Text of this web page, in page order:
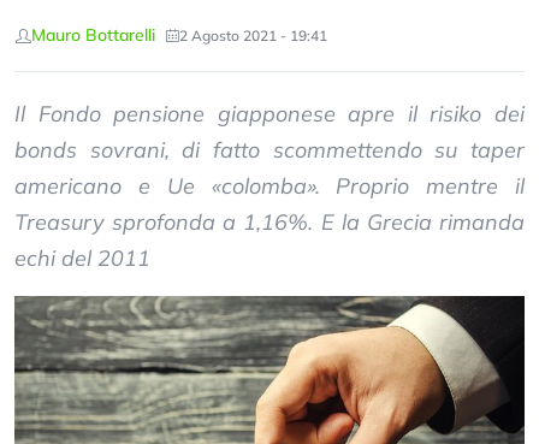
Mauro Bottarelli 2 Agosto 2021 - 19:41
Il Fondo pensione giapponese apre il risiko dei
bonds sovrani, di fatto scommettendo su taper
americano e Ue «colomba». Proprio mentre il
Treasury sprofonda a 1,16%. E la Grecia rimanda
echi del 2011